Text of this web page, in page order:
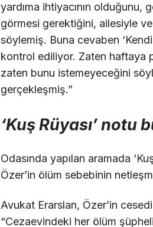
yardıma ihtiyacının olduğunu,
görmesi gerektiğini, ailesiyle
söylemiş. Buna cevaben
kontrol ediliyor. Zaten haftaya
zaten bunu istemeyeceğini
gerçekleşmiş.”
‘Kuş Rüyası’
Odasında yapılan aramada
Özer’in ölüm sebebinin
Avukat Erarslan, Özer’in
“Cezaevindeki her ölüm